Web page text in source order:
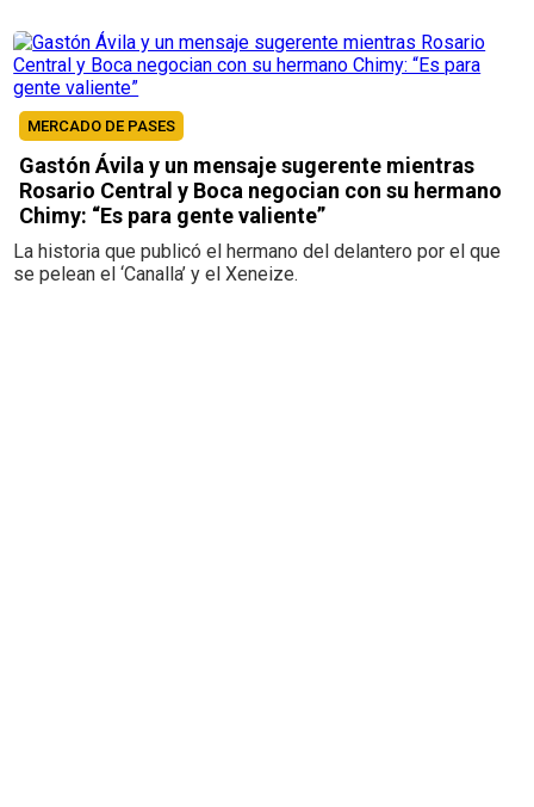
MERCADO DE PASES
Gastón Ávila y un mensaje sugerente mientras
Rosario Central y Boca negocian con su hermano
Chimy: “Es para gente valiente”
La historia que publicó el hermano del delantero por el que
se pelean el ‘Canalla’ y el Xeneize.